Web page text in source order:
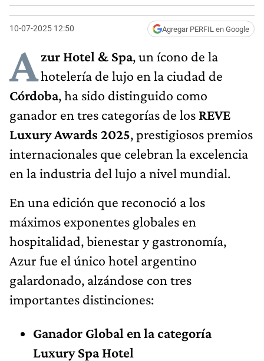
10-07-2025 12:50 Agregar PERFIL en Google
Azur Hotel & Spa, un ícono de la
hotelería de lujo en la ciudad de
Córdoba, ha sido distinguido como
ganador en tres categorías de los REVE
Luxury Awards 2025, prestigiosos premios
internacionales que celebran la excelencia
en la industria del lujo a nivel mundial.
En una edición que reconoció a los
máximos exponentes globales en
hospitalidad, bienestar y gastronomía,
Azur fue el único hotel argentino
galardonado, alzándose con tres
importantes distinciones:
Ganador Global en la categoría
Luxury Spa Hotel